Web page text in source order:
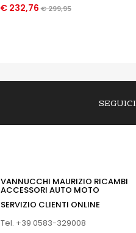
€ 232,76€ 299,95
SEGUICI
VANNUCCHI MAURIZIO RICAMBI
ACCESSORI AUTO MOTO
SERVIZIO CLIENTI ONLINE
Tel. +39 0583-329008